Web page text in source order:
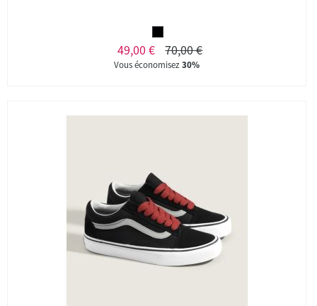
49,00 € 70,00 €
Vous économisez30%